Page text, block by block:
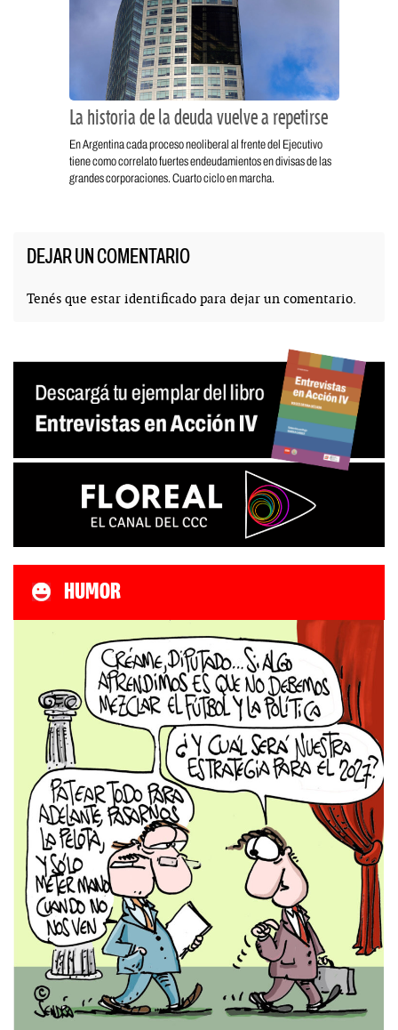
La historia de la deuda vuelve a repetirse
En Argentina cada proceso neoliberal al frente del Ejecutivo
tiene como correlato fuertes endeudamientos en divisas de las
grandes corporaciones. Cuarto ciclo en marcha.
DEJAR UN COMENTARIO
Tenés que estar identificado para dejar un comentario.
HUMOR